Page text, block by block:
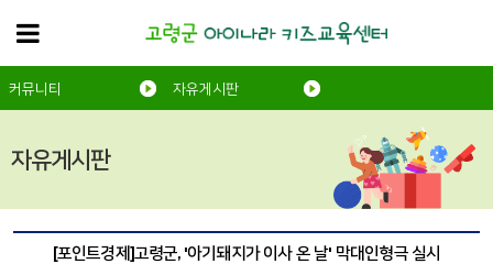
자유게시판
커뮤니티 자유게시판
[포인트경제]고령군, '아기돼지가 이사 온 날' 막대인형극 실시